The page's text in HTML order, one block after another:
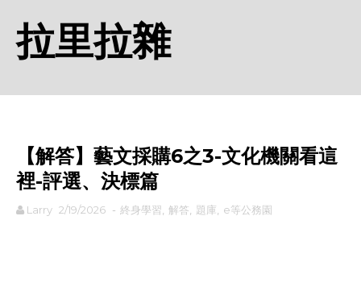
拉里拉雜
【解答】藝文採購6之3-文化機關看這
裡-評選、決標篇
Larry 2/19/2026 - 終身學習 解答 題庫 e等公務園